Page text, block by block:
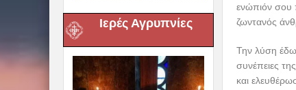
Ιερές Αγρυπνίες
ενώπιόν σου
ζωντανός
Την λύση
συνέπειες
και